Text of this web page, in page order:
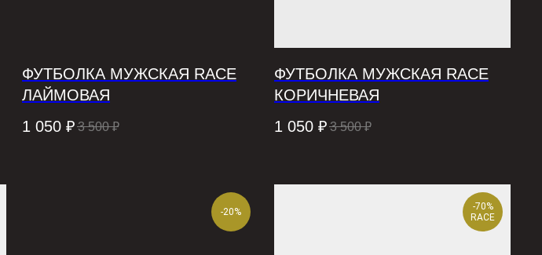
ФУТБОЛКА МУЖСКАЯ RACE
ЛАЙМОВАЯ
1 050 ₽ 3 500 ₽
ФУТБОЛКА МУЖСКАЯ RACE
КОРИЧНЕВАЯ
1 050 ₽ 3 500 ₽
-20%
-70%
RACE